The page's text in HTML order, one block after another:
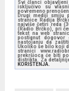
Svi članci objavljeni
isključivo su
povremeno
Drugi mediji smiju
stranice Radija
najviše četiri reda
(Radio Brčko), pri
tekst na web
postignut dogovor
nastojanju da
Ukoliko se bilo koji
stranici
prekršioca će biti
distrikta. Za
KORIŠTENJA.